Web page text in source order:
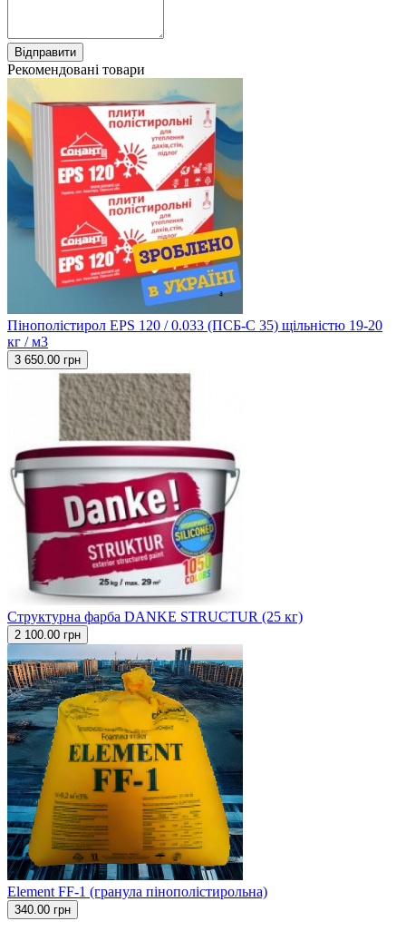
Відправити
Рекомендовані товари
Пінополістирол EPS 120 / 0.033 (ПСБ-С 35) щільністю 19-20
кг / м3
3 650.00 грн
Структурна фарба DANKE STRUCTUR (25 кг)
2 100.00 грн
Element FF-1 (гранула пінополістирольна)
340.00 грн